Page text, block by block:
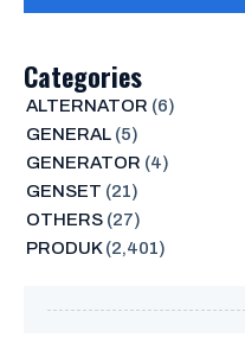
Categories
ALTERNATOR (6)
GENERAL(5)
GENERATOR (4)
GENSET (21)
OTHERS(27)
PRODUK(2,401)